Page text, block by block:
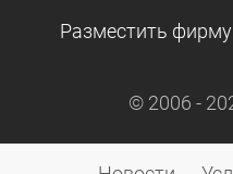
Разместить фирму
© 2006 -